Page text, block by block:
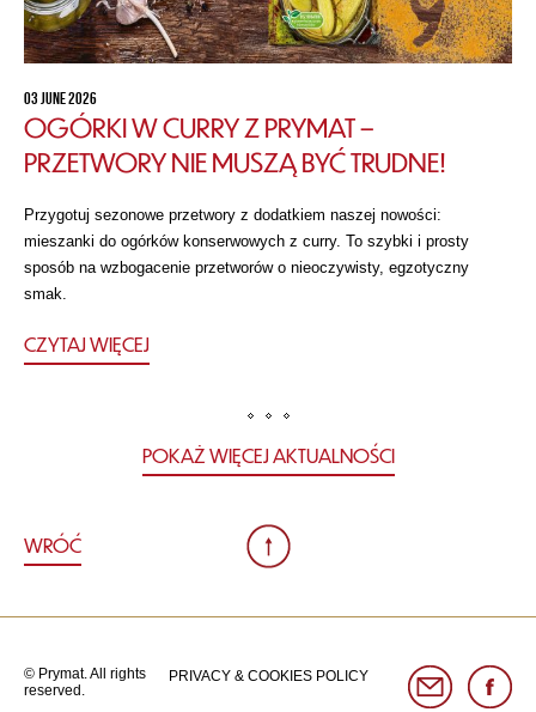
03 JUNE 2026
OGÓRKI W CURRY Z PRYMAT –
PRZETWORY NIE MUSZĄ BYĆ TRUDNE!
Przygotuj sezonowe przetwory z dodatkiem naszej nowości:
mieszanki do ogórków konserwowych z curry. To szybki i prosty
sposób na wzbogacenie przetworów o nieoczywisty, egzotyczny
smak.
CZYTAJ WIĘCEJ
POKAŻ WIĘCEJ AKTUALNOŚCI
WRÓĆ
© Prymat. All rights
reserved.
PRIVACY & COOKIES POLICY